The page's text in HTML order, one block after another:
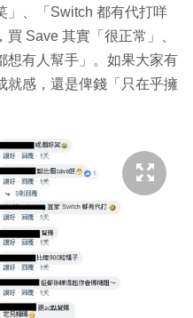
」、「Switch 都有代打咩
Save 其實「很正常」、
想有人幫手」。如果大家有
就感，還是俾錢「只在乎擁